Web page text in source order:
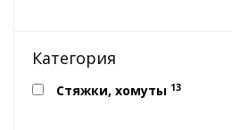
Категория
Стяжки, хомуты 13